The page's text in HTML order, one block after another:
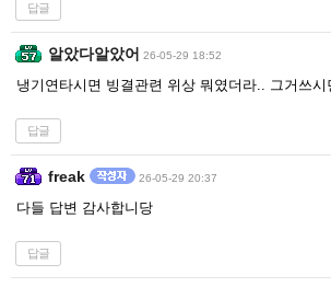
답글
알았다알았어 26-05-29 18:52
냉기연타시면 빙결관련 위상 뭐였더라.. 그거쓰시
답글
freak 26-05-29 20:37
다들 답변 감사합니당
답글